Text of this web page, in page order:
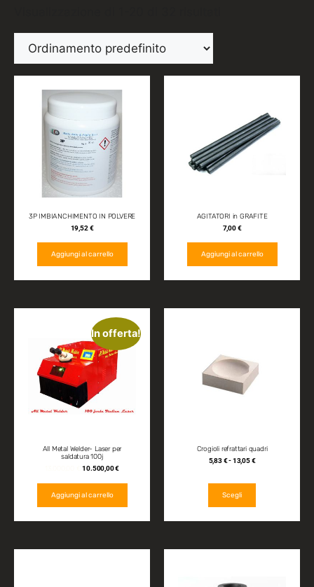
3P IMBIANCHIMENTO IN POLVERE
19,52 €
Aggiungi al carrello
AGITATORI in GRAFITE
7,00€
Aggiungi al carrello
In offerta!
All Metal Welder- Laser per
saldatura 100j
10.500,00€
Aggiungi al carrello
Crogioli refrattari quadri
5,83€-13,05€
Scegli